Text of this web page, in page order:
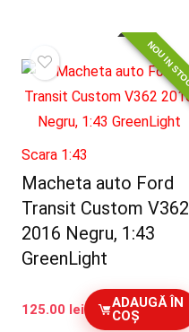
NOU IN
Scara 1:43
Macheta auto Ford
Transit Custom V362
2016 Negru, 1:43
GreenLight
125.00 lei
ADAUGĂ ÎN
COȘ